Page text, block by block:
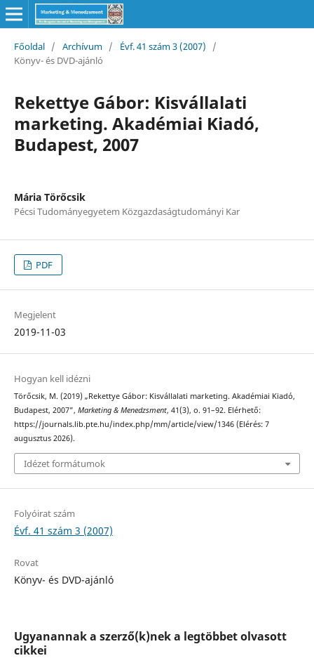
Főoldal / Archívum / Évf. 41 szám 3 (2007)
/
Könyv- és DVD-ajánló
Rekettye Gábor: Kisvállalati
marketing. Akadémiai Kiadó,
Budapest, 2007
Mária Törőcsik
Pécsi Tudományegyetem Közgazdaságtudományi Kar
PDF
Megjelent
2019-11-03
Hogyan kell idézni
Törőcsik, M. (2019) „Rekettye Gábor: Kisvállalati marketing. Akadémiai Kiadó,
Budapest, 2007”, Marketing & Menedzsment, 41(3), o. 91–92. Elérhető:
https://journals.lib.pte.hu/index.php/mm/article/view/1346 (Elérés: 7
augusztus 2026).
Idézet formátumok
Folyóirat szám
Évf. 41 szám 3 (2007)
Rovat
Könyv- és DVD-ajánló
Ugyanannak a szerző(k)nek a legtöbbet olvasott
cikkei